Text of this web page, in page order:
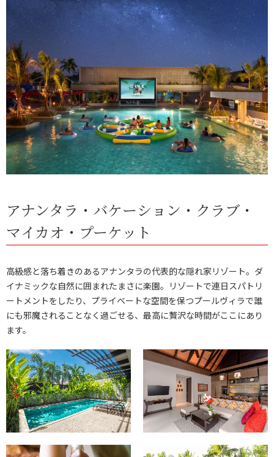
アナンタラ・バケーション・クラブ・
マイカオ・プーケット
高級感と落ち着きのあるアナンタラの代表的な隠れ家リゾート。ダ
イナミックな自然に囲まれたまさに楽園。リゾートで連日スパトリ
ートメントをしたり、プライベートな空間を保つプールヴィラで誰
にも邪魔されることなく過ごせる、最高に贅沢な時間がここにあり
ます。